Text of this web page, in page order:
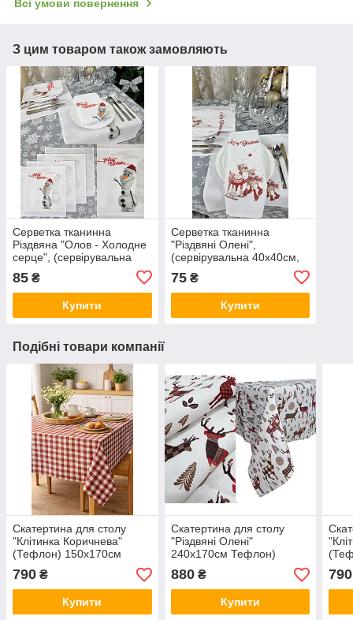
Всі умови повернення
З цим товаром також замовляють
Серветка тканинна
Різдвяна "Олов - Холодне
серце", (сервірувальна
85 ₴
Купити
Серветка тканинна
"Різдвяні Олені",
(сервірувальна 40х40см,
75₴
Купити
Подібні товари компанії
Скатертина для столу
"Клітинка Коричнева"
(Тефлон) 150х170см
790 ₴
Купити
Скатертина для столу
"Різдвяні Олені"
240х170см Тефлон)
880₴
Купити
790